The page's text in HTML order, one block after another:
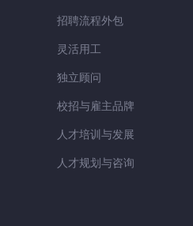
招聘流程外包
灵活用工
独立顾问
校招与雇主品牌
人才培训与发展
人才规划与咨询